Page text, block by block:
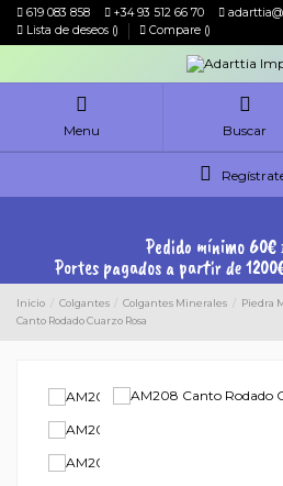
619 083 858 +34 93 512 66 70
Lista de deseos () Compare ()
Menu Buscar
Pedido mínimo 60€
Portes pagados a partir de
Inicio Colgantes Colgantes Minerales Piedra
Canto Rodado Cuarzo Rosa